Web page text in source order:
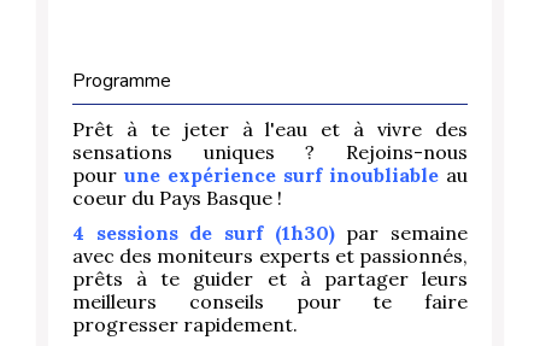
Programme
Prêt à te jeter à l'eau et à vivre des
sensations uniques ? Rejoins-nous
pour une expérience surf inoubliable au
coeur du Pays Basque !
4 sessions de surf (1h30) par semaine
avec des moniteurs experts et passionnés,
prêts à te guider et à partager leurs
meilleurs conseils pour te faire
progresser rapidement.